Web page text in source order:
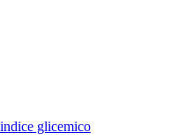
glicemico